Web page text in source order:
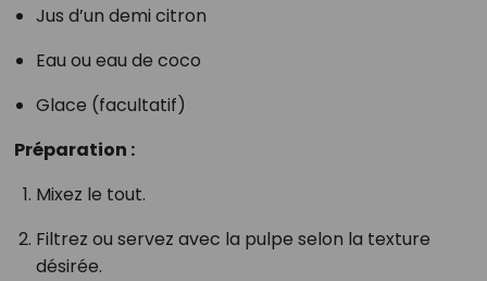
Jus d’un demi citron
Eau ou eau de coco
Glace (facultatif)
Préparation :
Mixez le tout.
Filtrez ou servez avec la pulpe selon la texture
désirée.